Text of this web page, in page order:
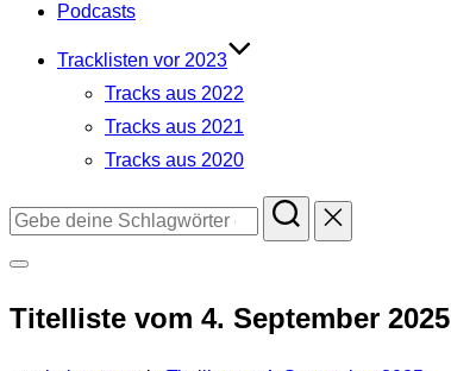
Podcasts
Tracklisten vor 2023
Tracks aus 2022
Tracks aus 2021
Tracks aus 2020
Suchen
&
Titelliste vom 4. September 2025